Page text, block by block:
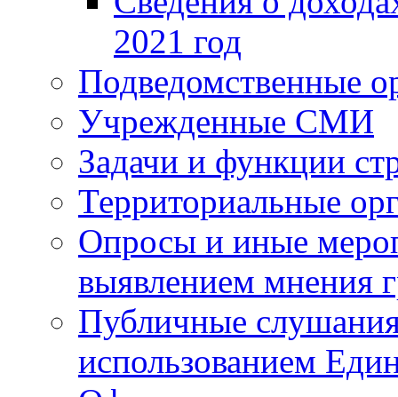
2021 год
Подведомственные
Учрежденные СМИ
Задачи и функции
Территориальные
Опросы и иные
выявлением мнения
Публичные
использованием